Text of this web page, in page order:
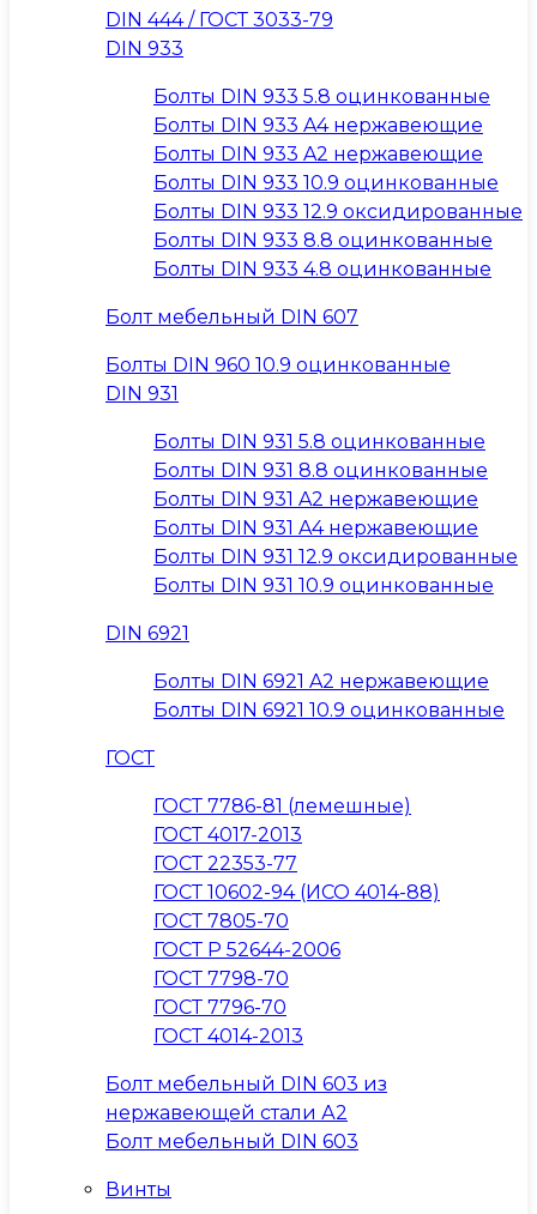
DIN 444 / ГОСТ 3033-79
DIN 933
Болты DIN 933 5.8 оцинкованные
Болты DIN 933 A4 нержавеющие
Болты DIN 933 A2 нержавеющие
Болты DIN 933 10.9 оцинкованные
Болты DIN 933 12.9 оксидированные
Болты DIN 933 8.8 оцинкованные
Болты DIN 933 4.8 оцинкованные
Болт мебельный DIN 607
Болты DIN 960 10.9 оцинкованные
DIN 931
Болты DIN 931 5.8 оцинкованные
Болты DIN 931 8.8 оцинкованные
Болты DIN 931 A2 нержавеющие
Болты DIN 931 A4 нержавеющие
Болты DIN 931 12.9 оксидированные
Болты DIN 931 10.9 оцинкованные
DIN 6921
Болты DIN 6921 A2 нержавеющие
Болты DIN 6921 10.9 оцинкованные
ГОСТ
ГОСТ 7786-81 (лемешные)
ГОСТ 4017-2013
ГОСТ 22353-77
ГОСТ 10602-94 (ИСО 4014-88)
ГОСТ 7805-70
ГОСТ Р 52644-2006
ГОСТ 7798-70
ГОСТ 7796-70
ГОСТ 4014-2013
Болт мебельный DIN 603 из
нержавеющей стали А2
Болт мебельный DIN 603
Винты